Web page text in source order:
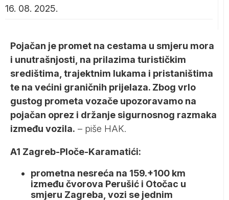
16. 08. 2025.
Pojačan je promet na cestama u smjeru mora
i unutrašnjosti, na prilazima turističkim
središtima, trajektnim lukama i pristaništima
te na većini graničnih prijelaza. Zbog vrlo
gustog prometa vozače upozoravamo na
pojačan oprez i držanje sigurnosnog razmaka
između vozila. – piše HAK.
A1 Zagreb-Ploče-Karamatići:
prometna nesreća na 159.+100 km
između čvorova Perušić i Otočac u
smjeru Zagreba, vozi se jednim